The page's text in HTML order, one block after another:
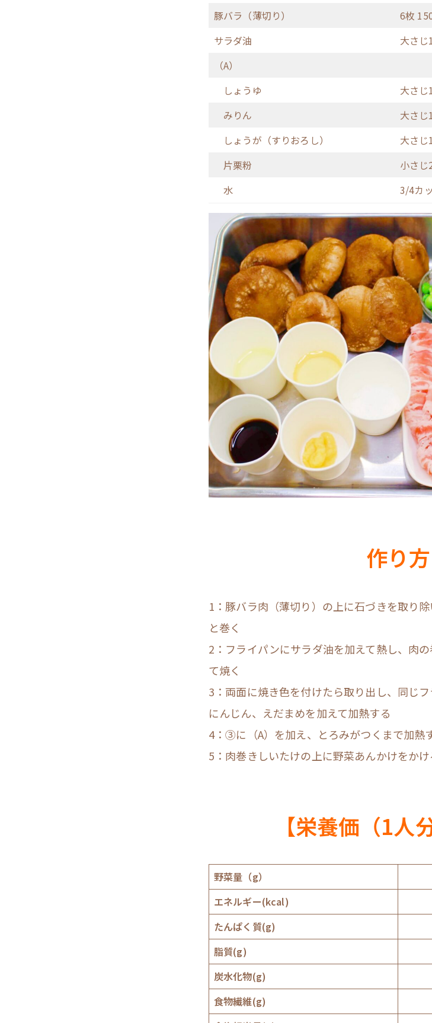
豚バラ（薄切り）
6枚
サラダ油
大さじ
（A）
しょうゆ
大さじ
みりん
大さじ
しょうが（すりおろし）
大さ
片栗粉
小さじ
水
3/4カ
作り方
1：豚バラ肉（薄切り）の上に石づきを取り
と巻く
2：フライパンにサラダ油を加えて熱し、肉
て焼く
3：両面に焼き色を付けたら取り出し、同じ
にんじん、えだまめを加えて加熱する
4：③に（A）を加え、とろみがつくまで加熱
5：肉巻きしいたけの上に野菜あんかけをかけ
【栄養価（1人
野菜量（g）
エネルギー(kcal)
たんぱく質(g)
脂質(g)
炭水化物(g)
食物繊維(g)